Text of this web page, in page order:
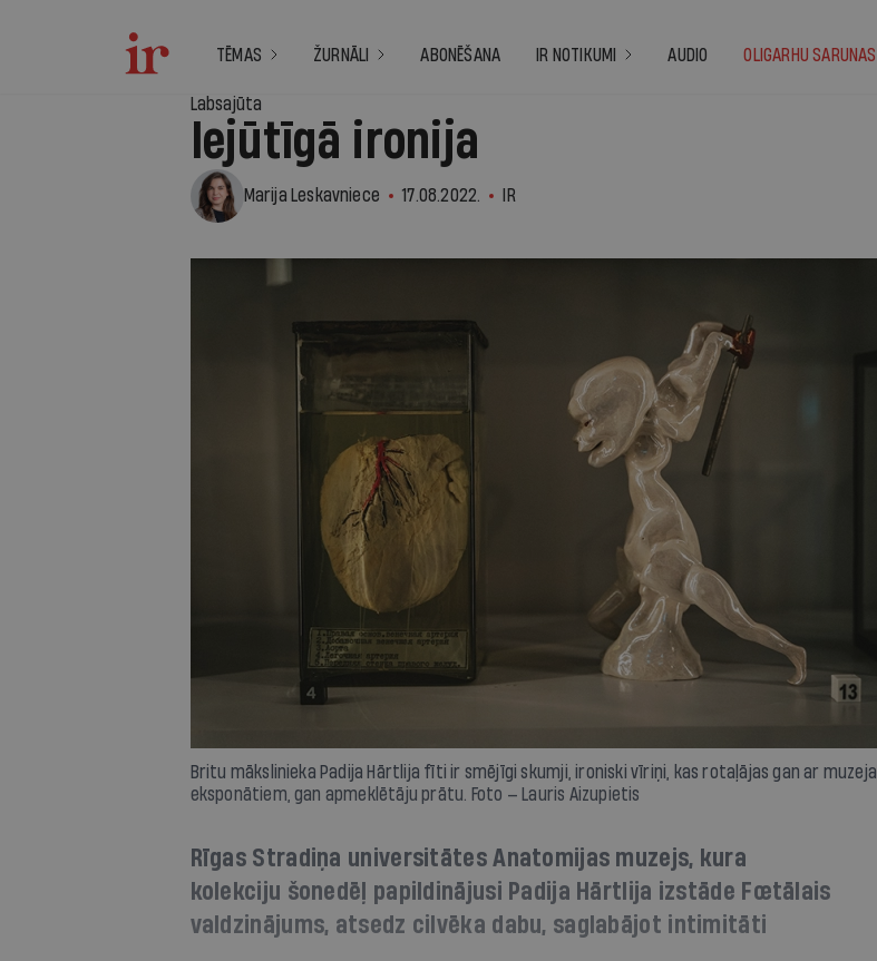
TĒMAS ŽURNĀLI ABONĒŠANA IR NOTIKUMI AUDIO OLIGARHU SARUNAS
Labsajūta
Iejūtīgā ironija
Marija Leskavniece 17.08.2022. IR
Britu mākslinieka Padija Hārtlija fīti ir smējīgi skumji, ironiski vīriņi, kas rotaļājas gan ar muzeja
eksponātiem, gan apmeklētāju prātu. Foto — Lauris Aizupietis
Rīgas Stradiņa universitātes Anatomijas muzejs, kura
kolekciju šonedēļ papildinājusi Padija Hārtlija izstāde Fœtālais
valdzinājums, atsedz cilvēka dabu, saglabājot intimitāti